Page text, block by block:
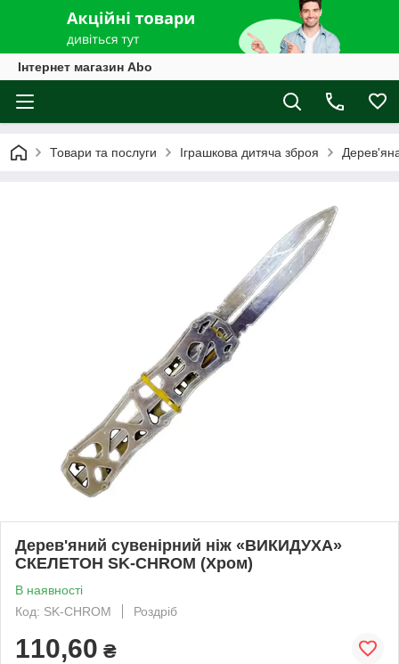
Інтернет магазин Abo
Товари та послуги Іграшкова дитяча зброя
Дерев'яний сувенірний ніж «ВИКИДУХА»
СКЕЛЕТОН SK-CHROM (Хром)
В наявності
Код: SK-CHROM
Роздріб
110,60 ₴